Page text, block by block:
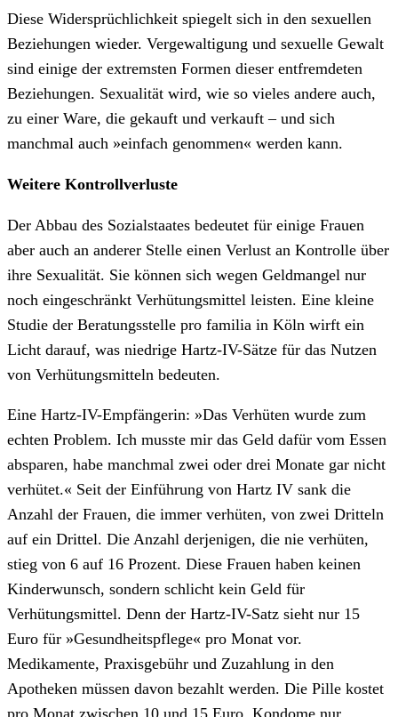
Diese Widersprüchlichkeit spiegelt sich in den sexuellen
Beziehungen wieder. Vergewaltigung und sexuelle Gewalt
sind einige der extremsten Formen dieser entfremdeten
Beziehungen. Sexualität wird, wie so vieles andere auch,
zu einer Ware, die gekauft und verkauft – und sich
manchmal auch »einfach genommen« werden kann.
Weitere Kontrollverluste
Der Abbau des Sozialstaates bedeutet für einige Frauen
aber auch an anderer Stelle einen Verlust an Kontrolle über
ihre Sexualität. Sie können sich wegen Geldmangel nur
noch eingeschränkt Verhütungsmittel leisten. Eine kleine
Studie der Beratungsstelle pro familia in Köln wirft ein
Licht darauf, was niedrige Hartz-IV-Sätze für das Nutzen
von Verhütungsmitteln bedeuten.
Eine Hartz-IV-Empfängerin: »Das Verhüten wurde zum
echten Problem. Ich musste mir das Geld dafür vom Essen
absparen, habe manchmal zwei oder drei Monate gar nicht
verhütet.« Seit der Einführung von Hartz IV sank die
Anzahl der Frauen, die immer verhüten, von zwei Dritteln
auf ein Drittel. Die Anzahl derjenigen, die nie verhüten,
stieg von 6 auf 16 Prozent. Diese Frauen haben keinen
Kinderwunsch, sondern schlicht kein Geld für
Verhütungsmittel. Denn der Hartz-IV-Satz sieht nur 15
Euro für »Gesundheitspflege« pro Monat vor.
Medikamente, Praxisgebühr und Zuzahlung in den
Apotheken müssen davon bezahlt werden. Die Pille kostet